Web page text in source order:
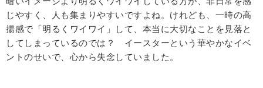
じやすく、人も集まりやすいですよね。けれども、一時の高
揚感で「明るくワイワイ」して、本当に大切なことを見落と
してしまっているのでは？ イースターという華やかなイベ
ントのせいで、心から失念していました。